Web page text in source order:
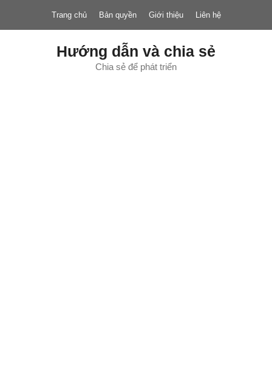
nội
Trang chủ Bản quyền Giới thiệu Liên hệ
Hướng dẫn và chia sẻ
Chia sẻ để phát triển